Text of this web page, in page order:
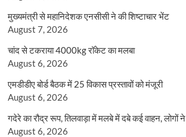
मुख्यमंत्री से महानिदेशक एनसीसी ने की शिष्टाचार भेंट
August 7, 2026
चांद से टकराया 4000kg रॉकेट का मलबा
August 6, 2026
एमडीडीए बोर्ड बैठक में 25 विकास प्रस्तावों को मंजूरी
August 6, 2026
गदेरे का रौद्र रूप, तिलवाड़ा में मलबे में दबे कई वाहन, लोगों
August 6, 2026